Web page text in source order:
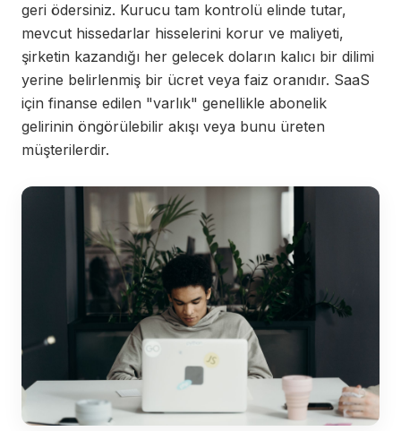
geri ödersiniz. Kurucu tam kontrolü elinde tutar,
mevcut hissedarlar hisselerini korur ve maliyeti,
şirketin kazandığı her gelecek doların kalıcı bir dilimi
yerine belirlenmiş bir ücret veya faiz oranıdır. SaaS
için finanse edilen "varlık" genellikle abonelik
gelirinin öngörülebilir akışı veya bunu üreten
müşterilerdir.